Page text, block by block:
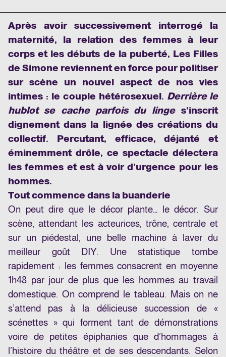
Après avoir successivement interrogé la
maternité, la relation des femmes à leur
corps et les débuts de la puberté, Les Filles
de Simone reviennent en force pour politiser
sur scène un nouvel aspect de nos vies
intimes : le couple hétérosexuel. Derrière le
hublot se cache parfois du linges’inscrit
dignement dans la lignée des créations du
collectif. Percutant, efficace, déjanté et
éminemment drôle, ce spectacle délectera
les femmes et est à voir d’urgence pour les
hommes.
Tout commence dans la buanderie
On peut dire que le décor plante… le décor. Sur
scène, attendant les acteurices, trône, centrale et
sur un piédestal, une belle machine à laver du
meilleur goût DIY. Une statistique tombe
rapidement : les femmes consacrent en moyenne
1h48 par jour de plus que les hommes au travail
domestique. On comprend le tableau. Mais on ne
s’attend pas à la délicieuse succession de «
scénettes » qui forment tant de démonstrations
voire de petites épiphanies que d’hommages à
l’histoire du théâtre et de ses descendants. Selon